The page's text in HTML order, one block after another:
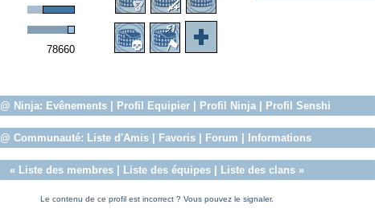
78660
@ Ninja: Evênements Profil Equipier Profil Ninja| Profil Senshi
@ Communauté: Liste d'Amis Favoris Forum Informations
« Liste des membres| Liste des équipes| Liste des clans»
Le contenu de ce profil est incorrect ? Vous pouvez le signaler.